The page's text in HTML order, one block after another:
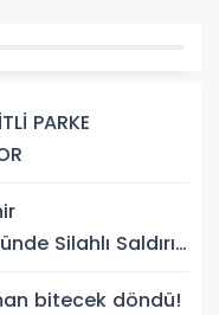
PARKE
Silahlı Saldırı:
bitecek döndü!